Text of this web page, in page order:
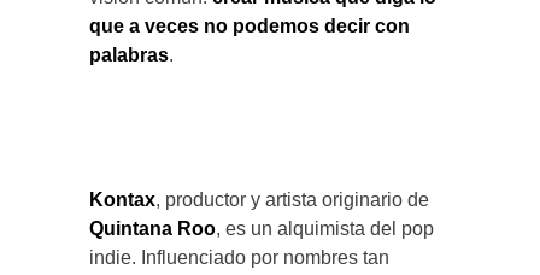
que a veces no podemos decir con
palabras.
Kontax, productor y artista originario de
Quintana Roo, es un alquimista del pop
indie. Influenciado por nombres tan